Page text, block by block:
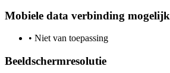
Mobiele data verbinding mogelijk
• Niet van toepassing
Beeldschermresolutie